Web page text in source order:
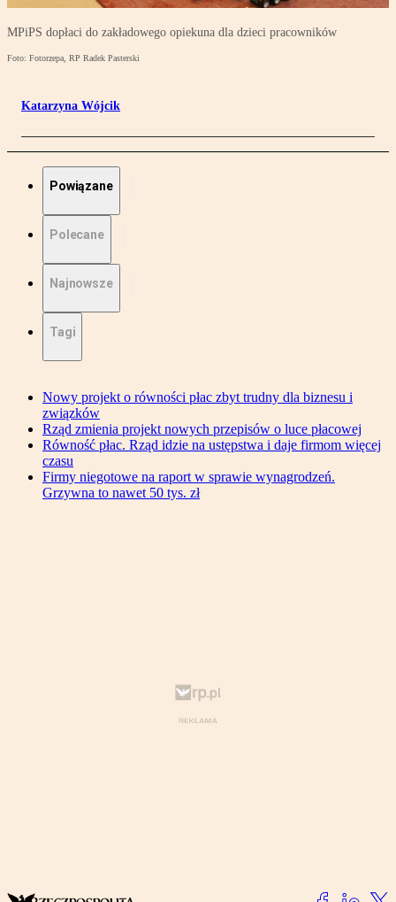
MPiPS dopłaci do zakładowego opiekuna dla dzieci pracowników
Foto: Fotorzepa, RP Radek Pasterski
Katarzyna Wójcik
Powiązane
Polecane
Najnowsze
Tagi
Nowy projekt o równości płac zbyt trudny dla biznesu i
związków
Rząd zmienia projekt nowych przepisów o luce płacowej
Równość płac. Rząd idzie na ustępstwa i daje firmom więcej
czasu
Firmy niegotowe na raport w sprawie wynagrodzeń.
Grzywna to nawet 50 tys. zł